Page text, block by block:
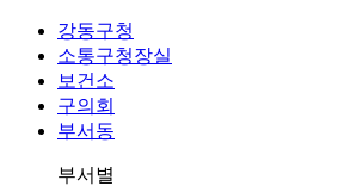
강동구청
소통구청장실
보건소
구의회
부서동
부서별